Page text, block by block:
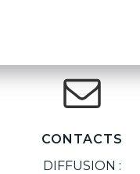
CONTACTS
DIFFUSION :